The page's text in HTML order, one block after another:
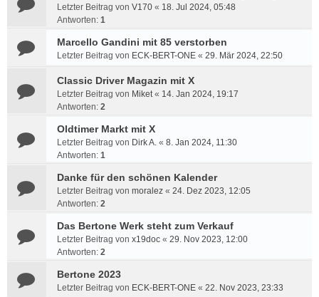
Letzter Beitrag von V170 « 18. Jul 2024, 05:48
Antworten: 1
Marcello Gandini mit 85 verstorben
Letzter Beitrag von ECK-BERT-ONE « 29. Mär 2024, 22:50
Classic Driver Magazin mit X
Letzter Beitrag von Miket« 14. Jan 2024, 19:17
Antworten: 2
Oldtimer Markt mit X
Letzter Beitrag von Dirk A. « 8. Jan 2024, 11:30
Antworten: 1
Danke für den schönen Kalender
Letzter Beitrag von moralez « 24. Dez 2023, 12:05
Antworten: 2
Das Bertone Werk steht zum Verkauf
Letzter Beitrag von x19doc « 29. Nov 2023, 12:00
Antworten: 2
Bertone 2023
Letzter Beitrag von ECK-BERT-ONE « 22. Nov 2023, 23:33